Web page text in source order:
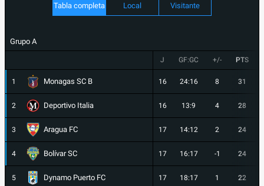
Tabla completa Local Visitante
Grupo A
J GF:GC +/- PTS
1 Monagas SC B 16 24:16 8 31
2 Deportivo Italia 16 13:9 4 28
3 Aragua FC 17 14:12 2 24
4 Bolívar SC 17 16:17 -1 24
5 Dynamo Puerto FC 17 18:17 1 22